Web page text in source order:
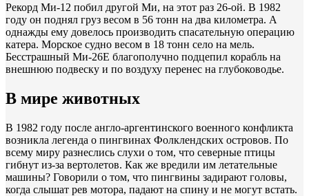
Рекорд Ми-12 побил другой Ми, на этот раз 26-ой. В 1982
году он поднял груз весом в 56 тонн на два километра. А
однажды ему довелось производить спасательную операцию
катера. Морское судно весом в 18 тонн село на мель.
Бесстрашный Ми-26Е благополучно подцепил корабль на
внешнюю подвеску и по воздуху перенес на глубоководье.
В мире животных
В 1982 году после англо-аргентинского военного конфликта
возникла легенда о пингвинах Фолклендских островов. По
всему миру разнеслись слухи о том, что северные птицы
гибнут из-за вертолетов. Как же вредили им летательные
машины? Говорили о том, что пингвины задирают головы,
когда слышат рев мотора, падают на спину и не могут встать.